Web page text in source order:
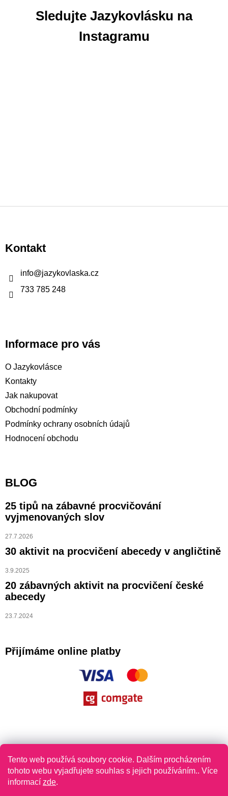
Tento web používá soubory cookie. Dalším procházením
tohoto webu vyjadřujete souhlas s jejich používáním.. Více
informací zde.
Sledujte Jazykovlásku na
Instagramu
p
aKontakt
info@jazykovlaska.cz
733 785 248
Informace pro vás
O Jazykovlásce
Kontakty
Jak nakupovat
Obchodní podmínky
Podmínky ochrany osobních údajů
Hodnocení obchodu
BLOG
25 tipů na zábavné procvičování
vyjmenovaných slov
27.7.2026
30 aktivit na procvičení abecedy v angličtině
3.9.2025
20 zábavných aktivit na procvičení české
abecedy
23.7.2024
Přijímáme online platby